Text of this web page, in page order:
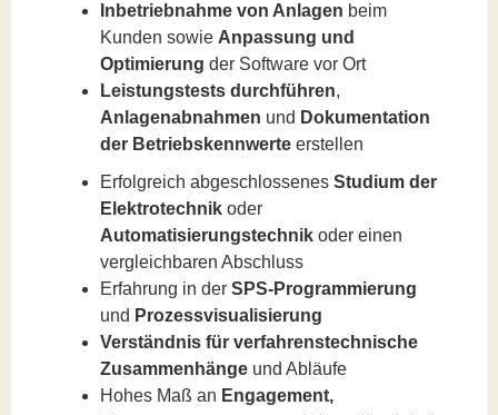
Inbetriebnahme von Anlagen beim
Kunden sowie Anpassung und
Optimierung der Software vor Ort
Leistungstests durchführen,
Anlagenabnahmen und Dokumentation
der Betriebskennwerte erstellen
Erfolgreich abgeschlossenes Studium der
Elektrotechnik oder
Automatisierungstechnik oder einen
vergleichbaren Abschluss
Erfahrung in der SPS-Programmierung
und Prozessvisualisierung
Verständnis für verfahrenstechnische
Zusammenhänge und Abläufe
Hohes Maß an Engagement,